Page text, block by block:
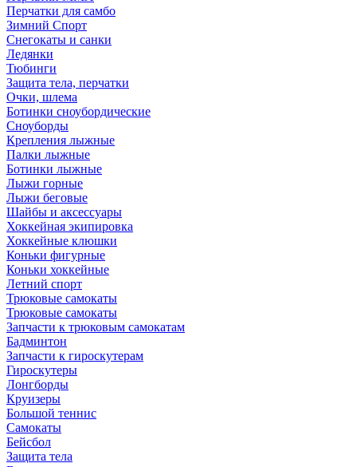
Перчатки для самбо
Зимний Спорт
Снегокаты и санки
Ледянки
Тюбинги
Защита тела, перчатки
Очки, шлема
Ботинки сноубордические
Сноуборды
Крепления лыжные
Палки лыжные
Ботинки лыжные
Лыжи горные
Лыжи беговые
Шайбы и аксессуары
Хоккейная экипировка
Хоккейные клюшки
Коньки фигурные
Коньки хоккейные
Летний спорт
Трюковые самокаты
Трюковые самокаты
Запчасти к трюковым самокатам
Бадминтон
Запчасти к гироскутерам
Гироскутеры
Лонгборды
Круизеры
Большой теннис
Самокаты
Бейсбол
Защита тела